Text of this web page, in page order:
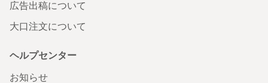
広告出稿について
大口注文について
ヘルプセンター
お知らせ